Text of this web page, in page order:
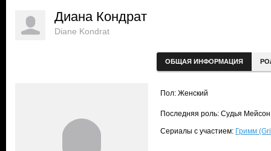
Диана Кондрат
Diane Kondrat
ОБЩАЯ ИНФОРМАЦИЯ
Пол: Женский
Последняя роль: Судья
Сериалы с участием: Гримм